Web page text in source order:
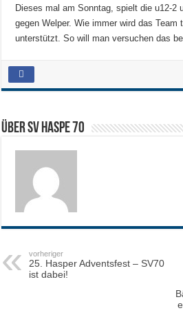
Dieses mal am Sonntag, spielt die u12-2
gegen Welper. Wie immer wird das
unterstützt. So will man versuchen das
Über SV HASPE 70
vorheriger
25. Hasper Adventsfest – SV70
ist dabei!